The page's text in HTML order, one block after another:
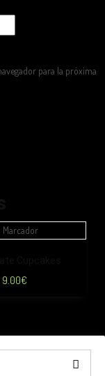
para la próxima
9.00€